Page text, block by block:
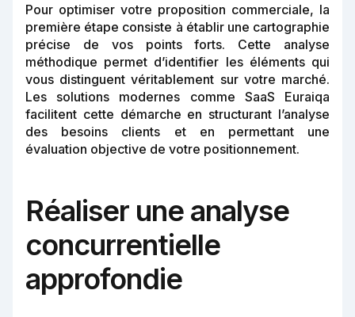
Pour optimiser votre proposition commerciale, la
première étape consiste à établir une cartographie
précise de vos points forts. Cette analyse
méthodique permet d’identifier les éléments qui
vous distinguent véritablement sur votre marché.
Les solutions modernes comme SaaS Euraiqa
facilitent cette démarche en structurant l’analyse
des besoins clients et en permettant une
évaluation objective de votre positionnement.
Réaliser une analyse
concurrentielle
approfondie